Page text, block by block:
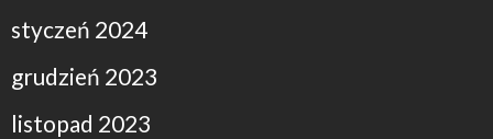
styczeń 2024
grudzień 2023
listopad 2023